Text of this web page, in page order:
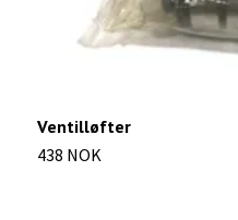
Ventilløfter
438 NOK